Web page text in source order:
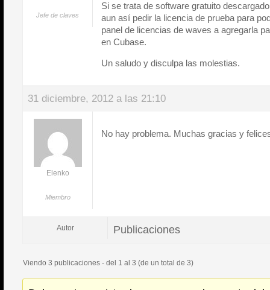
Jefe de claves
Si se trata de software gratuito
aun así pedir la licencia de prueba para
panel de licencias de waves a agregarla
en Cubase.
Un saludo y disculpa las molestias.
31 diciembre, 2012 a las 21:10
Elenko
Miembro
No hay problema. Muchas gracias y
Autor Publicaciones
Viendo 3 publicaciones - del 1 al 3 (de un total de 3)